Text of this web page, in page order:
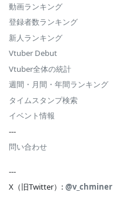
動画ランキング
登録者数ランキング
新人ランキング
Vtuber Debut
Vtuber全体の統計
週間・月間・年間ランキング
タイムスタンプ検索
イベント情報
---
問い合わせ
---
X（旧Twitter）: @v_chminer